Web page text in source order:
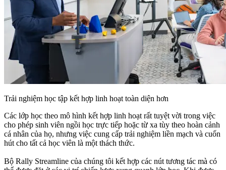
Trải nghiệm học tập kết hợp linh hoạt toàn diện hơn
Các lớp học theo mô hình kết hợp linh hoạt rất tuyệt vời trong việc
cho phép sinh viên ngồi học trực tiếp hoặc từ xa tùy theo hoàn cảnh
cá nhân của họ, nhưng việc cung cấp trải nghiệm liền mạch và cuốn
hút cho tất cả học viên là một thách thức.
Bộ Rally Streamline của chúng tôi kết hợp các nút tương tác mà có